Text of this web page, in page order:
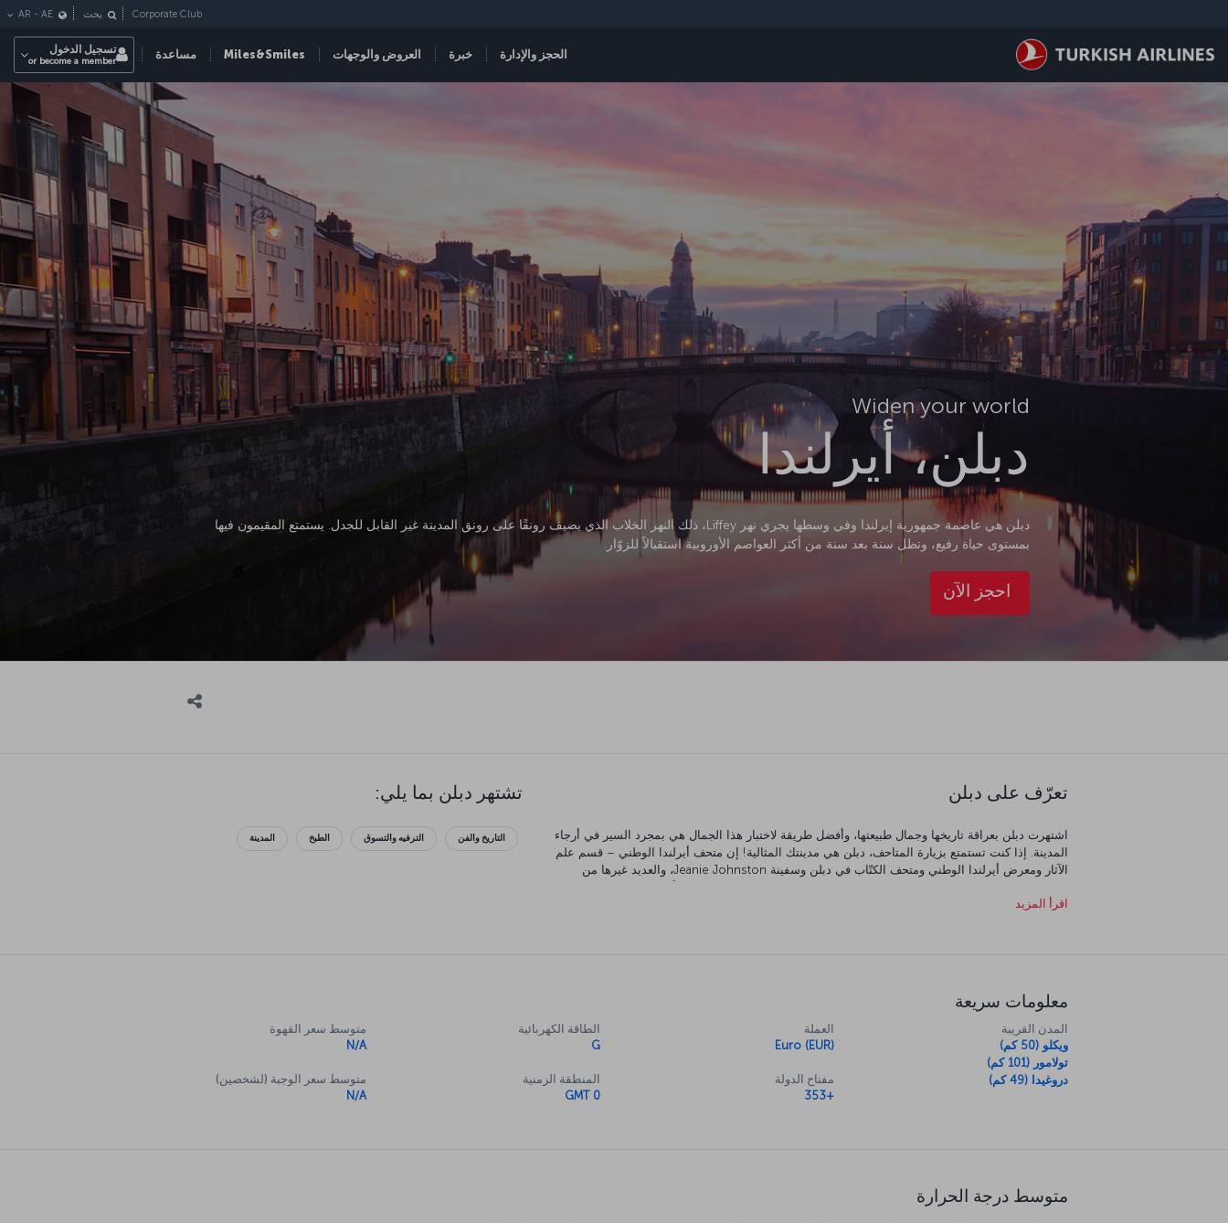
الحجز والإدارة خبرة العروض والوجهات Miles&Smiles مساعدة
Corporate Club بحث AR - AE
تسجيل الدخول
or become a member
Widen your world
دبلن، أيرلندا
دبلن هي عاصمة جمهورية إيرلندا وفي وسطها يجري نهر Liffey، ذلك النهر الخلاب الذي يضيف رونقًا على رونق المدينة غير القابل للجدل. يستمتع المقيمون فيها
بمستوى حياة رفيع، وتظل سنة بعد سنة من أكثر العواصم الأوروبية استقبالاً للزوّار.
احجز الآن
تعرّف على دبلن
اشتهرت دبلن بعراقة تاريخها وجمال طبيعتها، وأفضل طريقة لاختبار هذا الجمال هي بمجرد السير في أرجاء
المدينة. إذا كنت تستمتع بزيارة المتاحف، دبلن هي مدينتك المثالية! إن متحف أيرلندا الوطني – قسم علم
الآثار ومعرض أيرلندا الوطني ومتحف الكتّاب في دبلن وسفينة Jeanie Johnston، والعديد غيرها من
اقرأ المزيد
تشتهر دبلن بما يلي:
التاريخ والفن الترفيه والتسوق الطبخ المدينة
معلومات سريعة
المدن القريبة
ويكلو (50 كم)
تولامور (101 كم)
دروغيدا (49 كم)
العملة
Euro (EUR)
مفتاح الدولة
+353
الطاقة الكهربائية
G
المنطقة الزمنية
GMT 0
متوسط سعر القهوة
N/A
متوسط سعر الوجبة (لشخصين)
N/A
متوسط درجة الحرارة